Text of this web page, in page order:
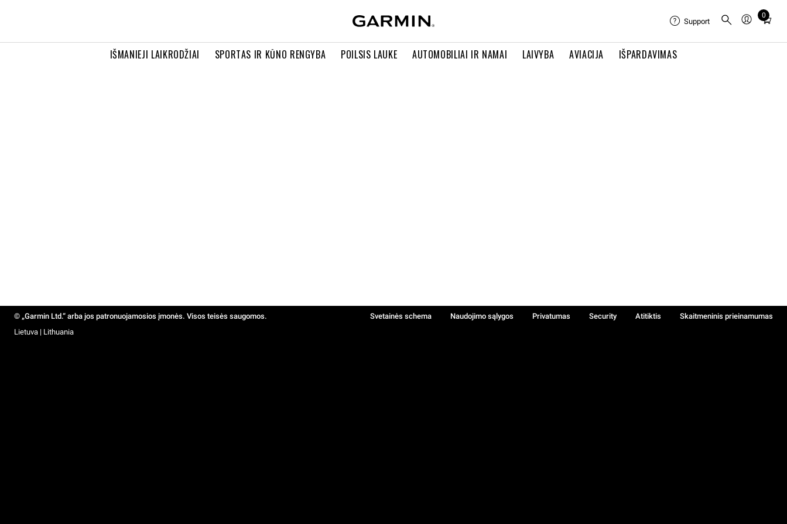
IŠMANIEJI LAIKRODŽIAI SPORTAS IR KŪNO RENGYBA POILSIS LAUKE AUTOMOBILIAI IR NAMAI LAIVYBA AVIACIJA IŠPARDAVIMAS
Support
0
Total
in
© „Garmin Ltd.“ arba jos patronuojamosios įmonės. Visos teisės saugomos. Svetainės schema Naudojimo sąlygos Privatumas Security Atitiktis
Skaitmeninis prieinamumas
Lietuva | Lithuania